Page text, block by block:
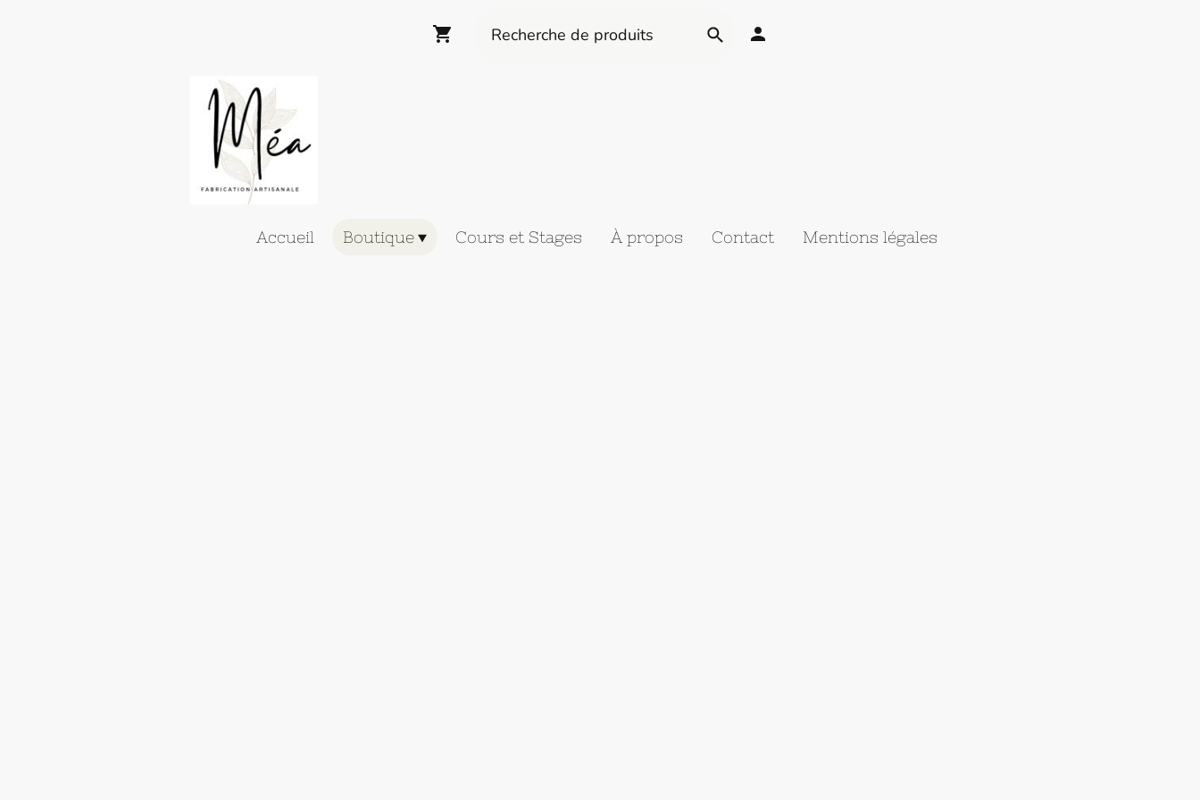
Accueil Boutique Cours et Stages À propos Contact Mentions légales